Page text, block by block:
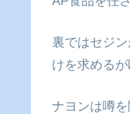
裏ではセジ
けを求めるが
ナヨンは噂